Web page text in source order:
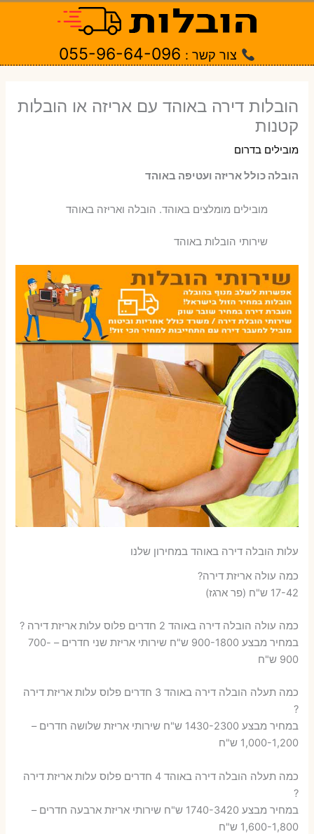
צור קשר : 055-96-64-096
הובלות דירה באוהד עם אריזה או הובלות
קטנות
מובילים בדרום
הובלה כולל אריזה ועטיפה באוהד
‫מובילים מומלצים באוהד. הובלה ואריזה באוהד
שירותי הובלות באוהד
עלות הובלה דירה באוהד במחירון שלנו
כמה עולה אריזת דירה​?
17-42 ש"ח (פר ארגז)
כמה עולה הובלה דירה באוהד 2 חדרים פלוס עלות אריזת דירה ?
במחיר מבצע 900-1800 ש"ח שירותי אריזת שני חדרים – 700-
900 ש"ח
כמה תעלה הובלה דירה באוהד 3 חדרים פלוס עלות אריזת דירה
?
במחיר מבצע 1430-2300 ש"ח שירותי אריזת שלושה חדרים –
1,000-1,200 ש"ח
כמה תעלה הובלה דירה באוהד 4 חדרים פלוס עלות אריזת דירה
?
במחיר מבצע 1740-3420 ש"ח שירותי אריזת ארבעה חדרים –
1,600-1,800 ש"ח